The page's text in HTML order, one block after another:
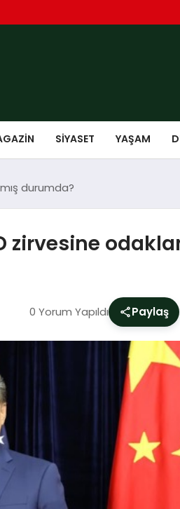
SIYASET YAŞAM
durumda?
zirvesine
0 Yorum Yapıldı Paylaş